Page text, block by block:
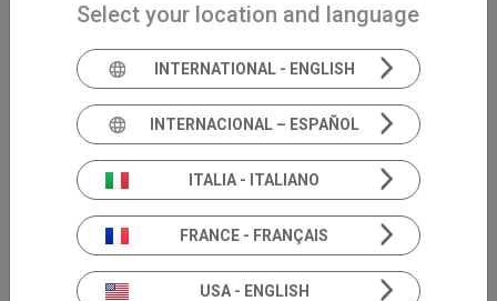
Programma di
trasparenza
Inventis Italia
srl
Select your location and language
INTERNATIONAL - ENGLISH
INTERNACIONAL – ESPAÑOL
ITALIA - ITALIANO
FRANCE - FRANÇAIS
USA - ENGLISH